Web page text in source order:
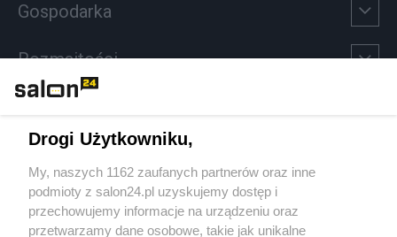
Gospodarka
Rozmaitości
Sport
Społeczeństwo
Drogi Użytkowniku,
My, naszych 1162 zaufanych partnerów oraz inne
podmioty z salon24.pl uzyskujemy dostęp i
przechowujemy informacje na urządzeniu oraz
przetwarzamy dane osobowe, takie jak unikalne